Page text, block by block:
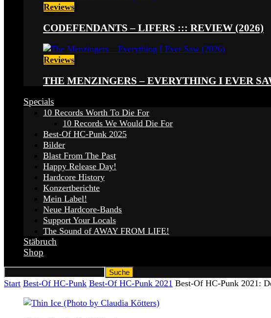
Reviews
CODEFENDANTS – LIFERS ::: REVIEW (2026)
Reviews
THE MENZINGERS – EVERYTHING I EVER
Specials
10 Records Worth To Die For
10 Records We Would Die For
Best-Of HC-Punk 2025
Bilder
Blast From The Past
Happy Release Day!
Hardcore History
Konzertberichte
Mein Label!
Neue Hardcore-Bands
Support Your Locals
The Sound of AWAY FROM LIFE!
Stäbruch
Shop
Start Best-Of HC-Punk Best-Of HC-Punk 2021 Best-Of HC-Punk 2021: